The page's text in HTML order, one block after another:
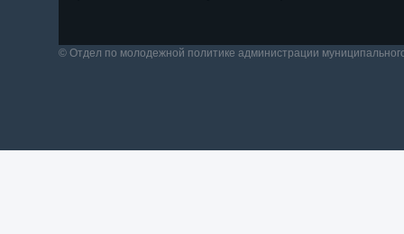
© Отдел по молодежной политике администрации